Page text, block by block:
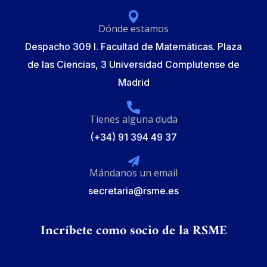
Dónde estamos
Despacho 309 I. Facultad de Matemáticas. Plaza
de las Ciencias, 3 Universidad Complutense de
Madrid
Tienes alguna duda
(+34) 91 394 49 37
Mándanos un email
secretaria@rsme.es
Incríbete como socio de la RSME